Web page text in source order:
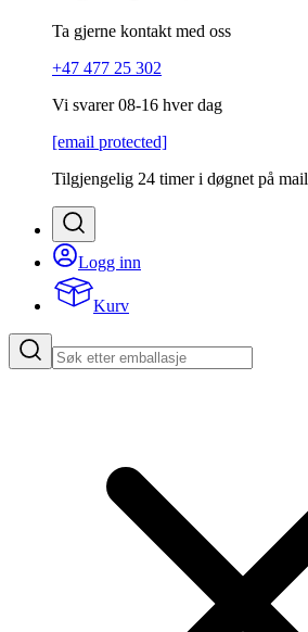
Ta gjerne kontakt med oss
+47 477 25 302
Vi svarer 08-16 hver dag
[email protected]
Tilgjengelig 24 timer i døgnet på mail
Logg inn
Kurv